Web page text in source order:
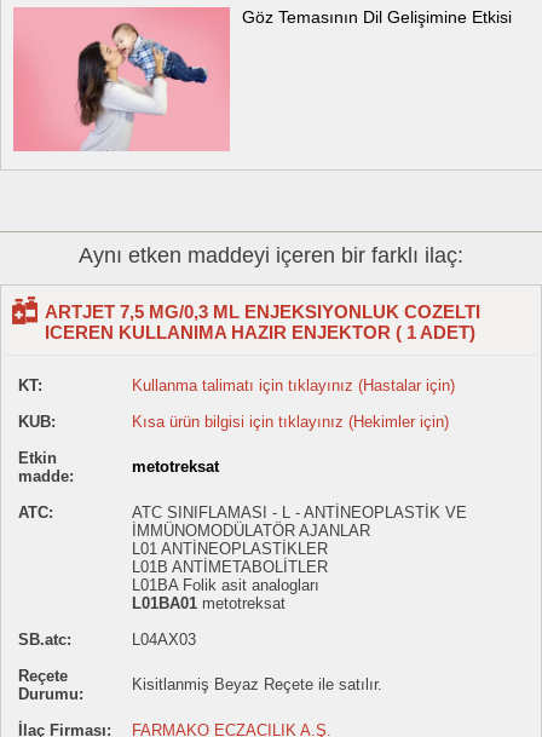
Göz Temasının Dil Gelişimine Etkisi
Aynı etken maddeyi içeren bir farklı ilaç:
ARTJET 7,5 MG/0,3 ML ENJEKSIYONLUK COZELTI
ICEREN KULLANIMA HAZIR ENJEKTOR ( 1 ADET)
KT:
Kullanma talimatı için tıklayınız (Hastalar için)
KUB:
Kısa ürün bilgisi için tıklayınız (Hekimler için)
Etkin
madde:
metotreksat
ATC:
ATC SINIFLAMASI - L - ANTİNEOPLASTİK VE
İMMÜNOMODÜLATÖR AJANLAR
L01 ANTİNEOPLASTİKLER
L01B ANTİMETABOLİTLER
L01BA Folik asit analogları
L01BA01 metotreksat
SB.atc:
L04AX03
Reçete
Durumu:
Kisitlanmiş Beyaz Reçete ile satılır.
İlaç Firması: FARMAKO ECZACILIK A.Ş.